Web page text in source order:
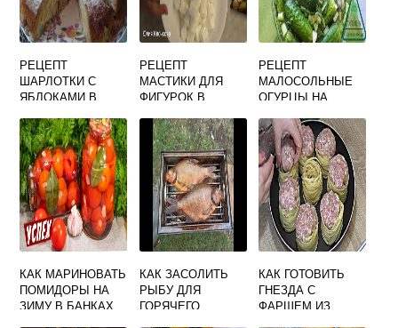
РЕЦЕПТ
ШАРЛОТКИ С
ЯБЛОКАМИ В
КИСЛОМ МОЛОКЕ
РЕЦЕПТ
МАСТИКИ ДЛЯ
ФИГУРОК В
УСЛОВИЯХ
РЕЦЕПТ
МАЛОСОЛЬНЫЕ
ОГУРЦЫ НА
ВОДЕ С ГАЗОМ
КАК МАРИНОВАТЬ
ПОМИДОРЫ НА
ЗИМУ В БАНКАХ
КАК ЗАСОЛИТЬ
РЫБУ ДЛЯ
ГОРЯЧЕГО
КАК ГОТОВИТЬ
ГНЕЗДА С
ФАРШЕМ ИЗ